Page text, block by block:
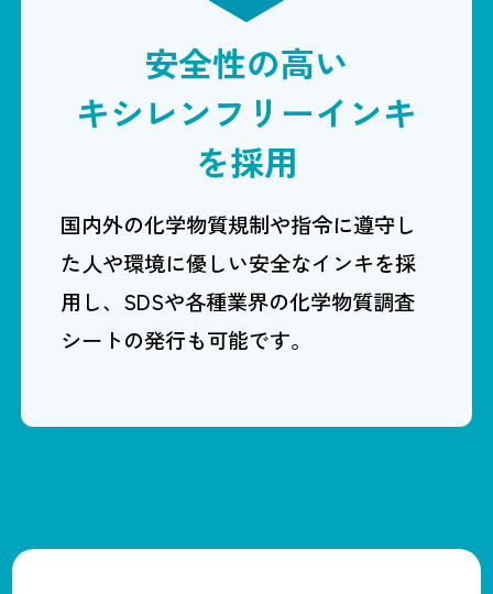
安全性の高い
キシレンフリーインキ
を採用
国内外の化学物質規制や指令に遵守し
た人や環境に優しい安全なインキを採
用し、SDSや各種業界の化学物質調査
シートの発行も可能です。